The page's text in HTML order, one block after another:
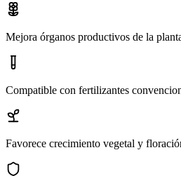
Mejora órganos productivos de la
Compatible con fertilizantes
Favorece crecimiento vegetal y